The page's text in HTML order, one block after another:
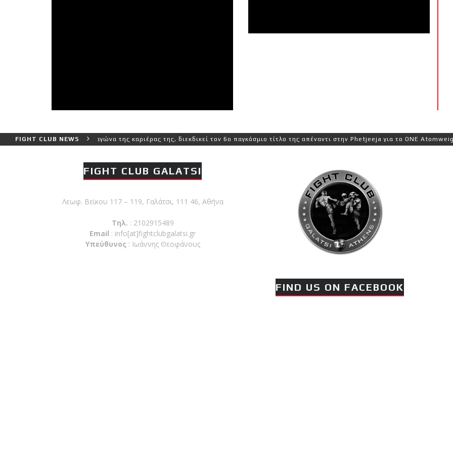
FIGHT CLUB NEWS
και πιο δύσκολο αγώνα της καριέρας της, διεκδικεί τον 6ο παγκόσμιο τίτλο της απέναντι στην Phetjeeja για το ONE Atomweight
FIGHT CLUB GALATSI
Λεωφ. Βεϊκου 117 – 119, Γαλάτσι, 111 46, Αθήνα
Τηλ. : 2102915489
Email : info[at]fightclubgalatsi.gr
Υπεύθυνος : Ιωάννης Θεοφάνους
FIND US ON FACEBOOK